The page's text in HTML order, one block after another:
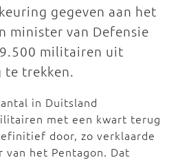
gegeven aan het
minister van Defensie
militairen uit
te trekken.
in Duitsland
met een kwart terug
door, zo verklaarde
van het Pentagon. Dat